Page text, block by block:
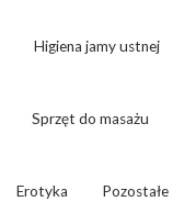
Higiena jamy ustnej
Sprzęt do masażu
Erotyka Pozostałe